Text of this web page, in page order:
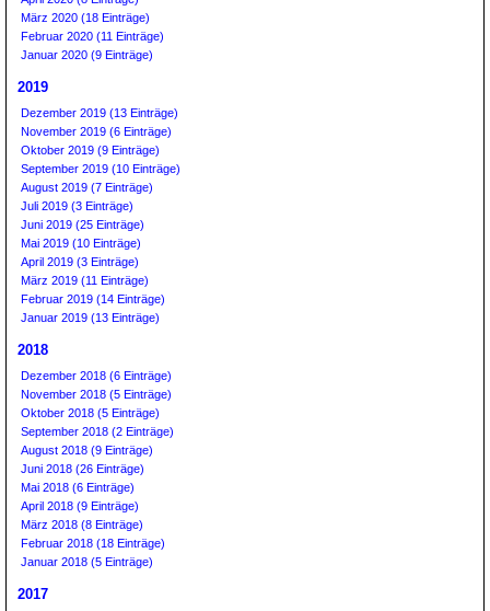
März 2020 (18 Einträge)
Februar 2020 (11 Einträge)
Januar 2020 (9 Einträge)
2019
Dezember 2019 (13 Einträge)
November 2019 (6 Einträge)
Oktober 2019 (9 Einträge)
September 2019 (10 Einträge)
August 2019 (7 Einträge)
Juli 2019 (3 Einträge)
Juni 2019 (25 Einträge)
Mai 2019 (10 Einträge)
April 2019 (3 Einträge)
März 2019 (11 Einträge)
Februar 2019 (14 Einträge)
Januar 2019 (13 Einträge)
2018
Dezember 2018 (6 Einträge)
November 2018 (5 Einträge)
Oktober 2018 (5 Einträge)
September 2018 (2 Einträge)
August 2018 (9 Einträge)
Juni 2018 (26 Einträge)
Mai 2018 (6 Einträge)
April 2018 (9 Einträge)
März 2018 (8 Einträge)
Februar 2018 (18 Einträge)
Januar 2018 (5 Einträge)
2017